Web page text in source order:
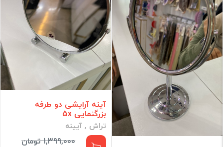
آینه آرایشی دو طرفه
بزرگنمایی 5x
تراش , آیینه
1,399,000 تومان